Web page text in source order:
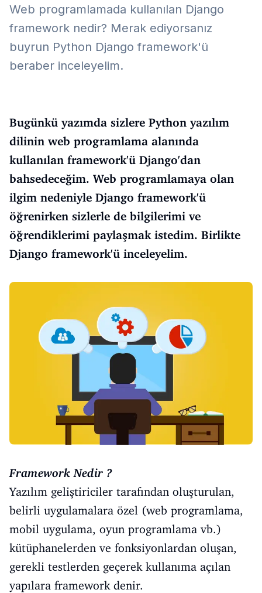
Web programlamada kullanılan Django
framework nedir? Merak ediyorsanız
buyrun Python Django framework'ü
beraber inceleyelim.
Bugünkü yazımda sizlere Python yazılım
dilinin web programlama alanında
kullanılan framework'ü Django'dan
bahsedeceğim. Web programlamaya olan
ilgim nedeniyle Django framework'ü
öğrenirken sizlerle de bilgilerimi ve
öğrendiklerimi paylaşmak istedim. Birlikte
Django framework'ü inceleyelim.
Framework Nedir ?
Yazılım geliştiriciler tarafından oluşturulan,
belirli uygulamalara özel (web programlama,
mobil uygulama, oyun programlama vb.)
kütüphanelerden ve fonksiyonlardan oluşan,
gerekli testlerden geçerek kullanıma açılan
yapılara framework denir.